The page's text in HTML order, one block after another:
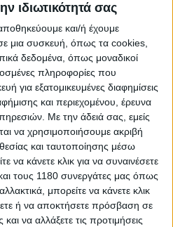
ιδιωτικότητά σας
και/ή έχουμε
μια συσκευή, όπως τα cookies,
δεδομένα, όπως μοναδικοί
πληροφορίες που
για εξατομικευμένες διαφημίσεις
και περιεχομένου, έρευνα
Με την άδειά σας, εμείς
να χρησιμοποιήσουμε ακριβή
και ταυτοποίησης μέσω
κάνετε κλικ για να συναινέσετε
τους 1180 συνεργάτες μας όπως
μπορείτε να κάνετε κλικ
ή να αποκτήσετε πρόσβαση σε
να αλλάξετε τις προτιμήσεις
την πίστα έχοντας
χωρίς να έχει
είχε μόλις ξεκινήσει τους
Martin...
και ο Raul Ferandez στο
στιγμή εξετάζουν την
ενώ πρόβλημα υπάρχει και